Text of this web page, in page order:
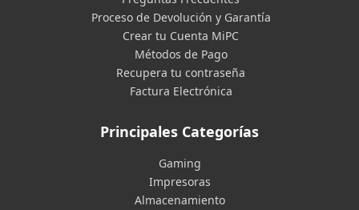
Proceso de Devolución y Garantía
Crear tu Cuenta MiPC
Métodos de Pago
Recupera tu contraseña
Factura Electrónica
Principales Categorías
Gaming
Impresoras
Almacenamiento